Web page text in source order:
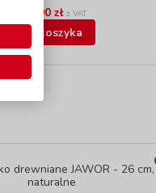
245,00 zł z VAT
Do koszyka